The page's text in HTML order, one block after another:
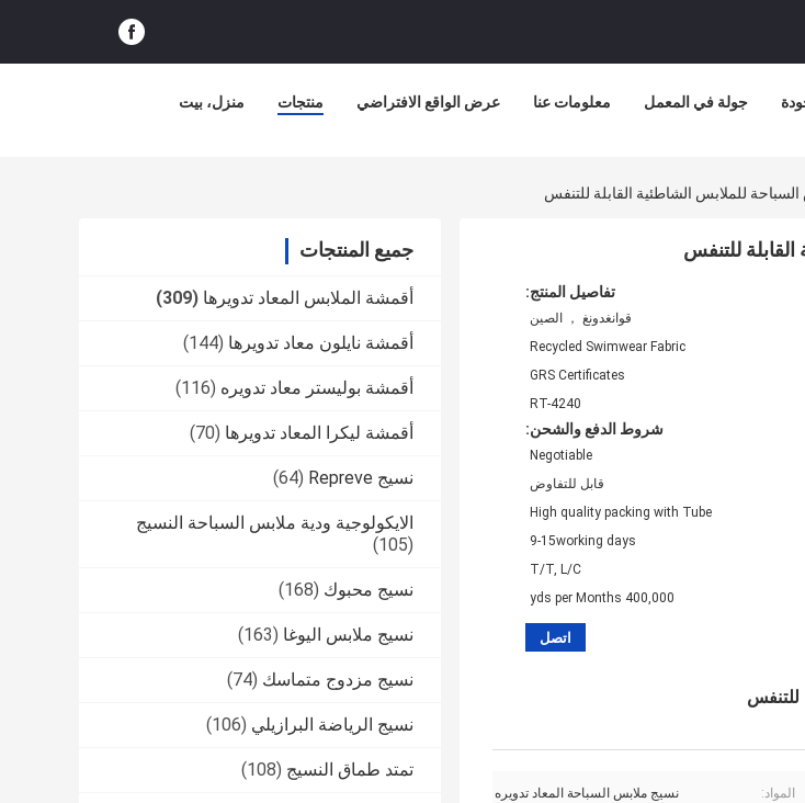
منزل، بيت منتجات عرض الواقع الافتراضي معلومات عنا جولة في المعمل
جميع المنتجات
أقمشة الملابس المعاد تدويرها (309)
أقمشة نايلون معاد تدويرها (144)
أقمشة بوليستر معاد تدويره (116)
أقمشة ليكرا المعاد تدويرها (70)
نسيج Repreve (64)
الايكولوجية ودية ملابس السباحة النسيج
(105)
نسيج محبوك (168)
نسيج ملابس اليوغا (163)
نسيج مزدوج متماسك (74)
نسيج الرياضة البرازيلي (106)
تمتد طماق النسيج (108)
تفاصيل المنتج:
قوانغدونغ ， الصين
Recycled Swimwear Fabric
GRS Certificates
RT-4240
شروط الدفع والشحن:
Negotiable
قابل للتفاوض
High quality packing with Tube
9-15working days
T/T, L/C
400,000 yds per Months
اتصل
المواد: نسيج ملابس السباحة المعاد تدويره